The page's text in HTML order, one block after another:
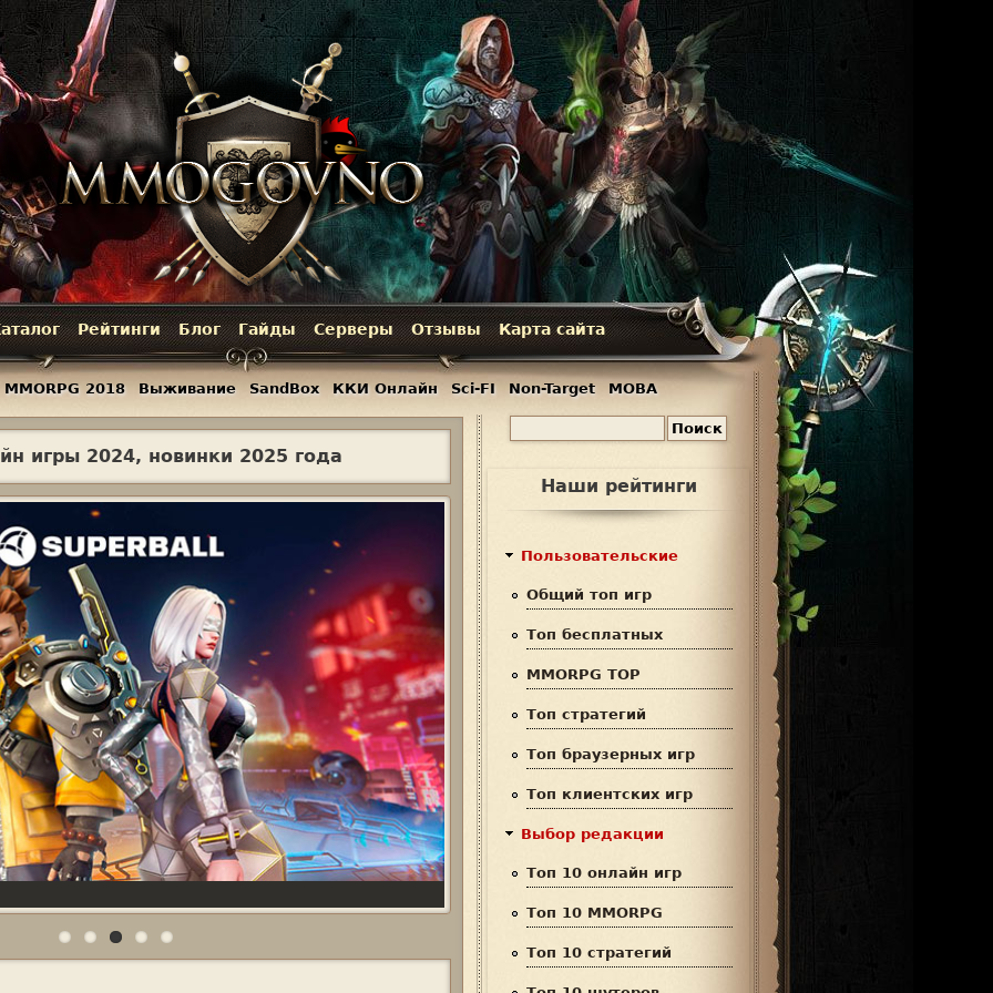
Jump to navigation
игры 2024, новинки 2025 года
Рейтинги Блог Гайды Серверы Отзывы Карта сайта
MMORPG 2018 Выживание SandBox ККИ Онлайн Sci-FI Non-Target MOBA
Наши рейтинги
Пользовательские
Общий топ игр
Топ бесплатных
MMORPG TOP
Топ стратегий
Топ браузерных игр
Топ клиентских игр
Выбор редакции
Топ 10 онлайн игр
Топ 10 MMORPG
Топ 10 стратегий